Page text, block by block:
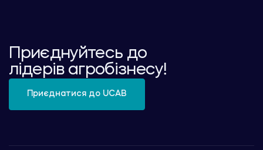
Приєднуйтесь до
лідерів агробізнесу!
Приєднатися до UCAB